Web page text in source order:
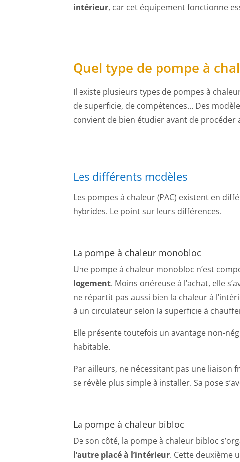
intérieur, car cet équipement fonctionne
Quel type de pompe à
Il existe plusieurs types de pompes à
de superficie, de compétences… Des
convient de bien étudier avant de procéder
Les différents modèles
Les pompes à chaleur (PAC) existent en
hybrides. Le point sur leurs différences.
La pompe à chaleur monobloc
Une pompe à chaleur monobloc n’est
logement. Moins onéreuse à l’achat, elle
ne répartit pas aussi bien la chaleur à
à un circulateur selon la superficie à
Elle présente toutefois un avantage non-
habitable.
Par ailleurs, ne nécessitant pas une liaison
se révèle plus simple à installer. Sa pose
La pompe à chaleur bibloc
De son côté, la pompe à chaleur bibloc
l’autre placé à l’intérieur. Cette deuxième